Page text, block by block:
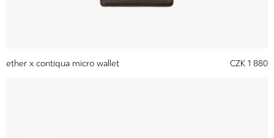
ether x contiqua micro wallet CZK 1 880